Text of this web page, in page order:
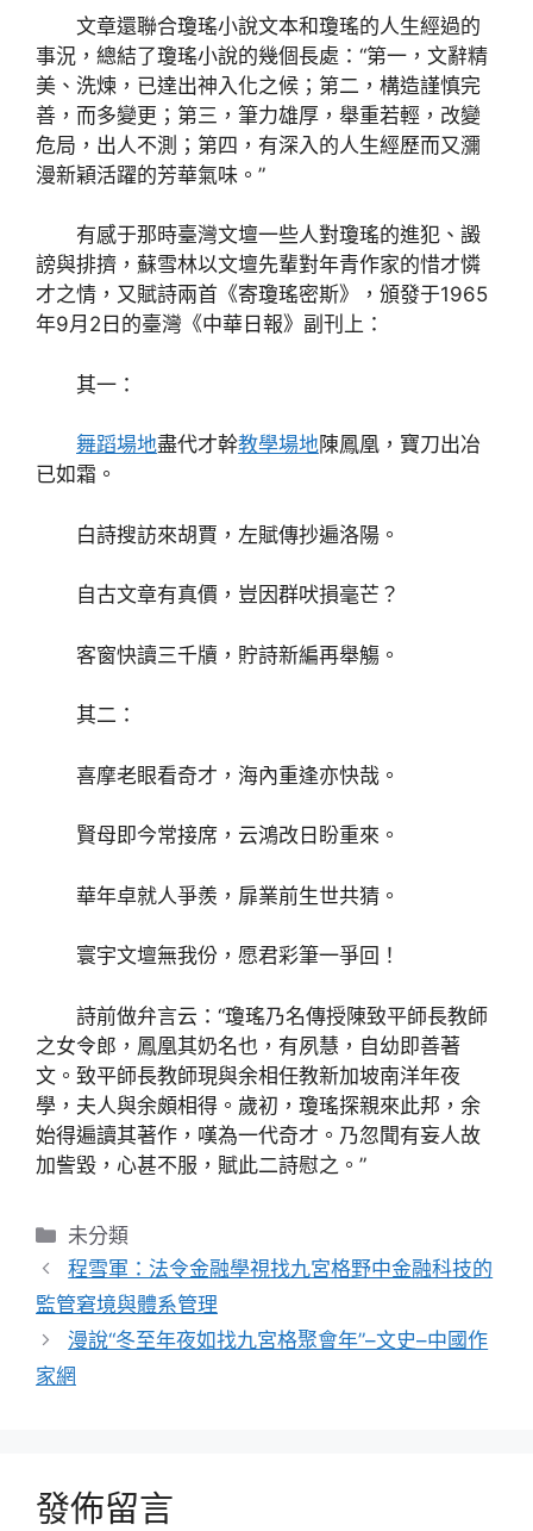
文章還聯合瓊瑤小說文本和瓊瑤的人生經過的
事況，總結了瓊瑤小說的幾個長處：“第一，文辭精
美、洗煉，已達出神入化之候；第二，構造謹慎完
善，而多變更；第三，筆力雄厚，舉重若輕，改變
危局，出人不測；第四，有深入的人生經歷而又瀰
漫新穎活躍的芳華氣味。”
有感于那時臺灣文壇一些人對瓊瑤的進犯、譭
謗與排擠，蘇雪林以文壇先輩對年青作家的惜才憐
才之情，又賦詩兩首《寄瓊瑤密斯》，頒發于1965
年9月2日的臺灣《中華日報》副刊上：
其一：
舞蹈場地盡代才幹教學場地陳鳳凰，寶刀出冶
已如霜。
白詩搜訪來胡賈，左賦傳抄遍洛陽。
自古文章有真價，豈因群吠損毫芒？
客窗快讀三千牘，貯詩新編再舉觴。
其二：
喜摩老眼看奇才，海內重逢亦快哉。
賢母即今常接席，云鴻改日盼重來。
華年卓就人爭羨，扉業前生世共猜。
寰宇文壇無我份，愿君彩筆一爭回！
詩前做弁言云：“瓊瑤乃名傳授陳致平師長教師
之女令郎，鳳凰其奶名也，有夙慧，自幼即善著
文。致平師長教師現與余相任教新加坡南洋年夜
學，夫人與余頗相得。歲初，瓊瑤探親來此邦，余
始得遍讀其著作，嘆為一代奇才。乃忽聞有妄人故
加訾毀，心甚不服，賦此二詩慰之。”
分
類
未分類
程雪軍：法令金融學視找九宮格野中金融科技的
監管窘境與體系管理
漫說“冬至年夜如找九宮格聚會年”–文史–中國作
家網
發佈留言